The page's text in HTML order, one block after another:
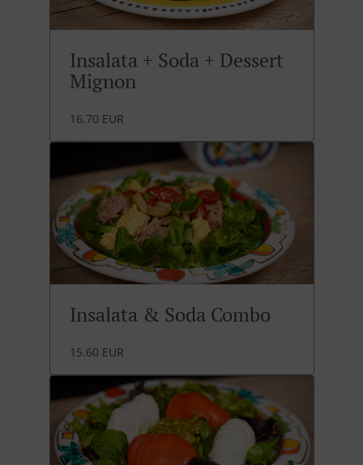
Insalata + Soda + Dessert
Mignon
16.70 EUR
Insalata & Soda Combo
15.60 EUR